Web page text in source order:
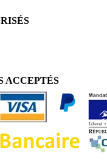
ACCEPTÉS